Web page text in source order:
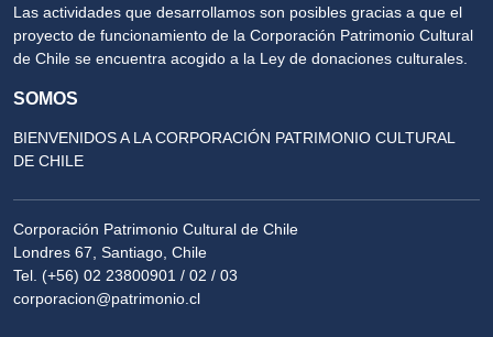
Las actividades que desarrollamos son posibles gracias a que el
proyecto de funcionamiento de la Corporación Patrimonio Cultural
de Chile se encuentra acogido a la Ley de donaciones culturales.
SOMOS
BIENVENIDOS A LA CORPORACIÓN PATRIMONIO CULTURAL
DE CHILE
Corporación Patrimonio Cultural de Chile
Londres 67, Santiago, Chile
Tel. (+56) 02 23800901 / 02 / 03
corporacion@patrimonio.cl